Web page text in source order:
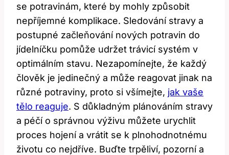
se potravinám, které by mohly způsobit
nepříjemné komplikace. Sledování stravy a
postupné začleňování nových potravin do
jídelníčku pomůže udržet trávicí systém v
optimálním stavu. Nezapomínejte, že každý
člověk je jedinečný a může reagovat jinak na
různé potraviny, proto si všímejte, jak vaše
tělo reaguje. S důkladným plánováním stravy
a péčí o správnou výživu můžete urychlit
proces hojení a vrátit se k plnohodnotnému
životu co nejdříve. Buďte trpěliví, pozorní a